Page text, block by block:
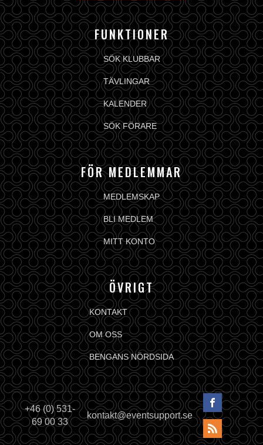
FUNKTIONER
SÖK KLUBBAR
TÄVLINGAR
KALENDER
SÖK FÖRARE
FÖR MEDLEMMAR
MEDLEMSKAP
BLI MEDLEM
MITT KONTO
ÖVRIGT
KONTAKT
OM OSS
BENGANS NÖRDSIDA
+46 (0) 531-
69 00 33
kontakt@eventsupport.se